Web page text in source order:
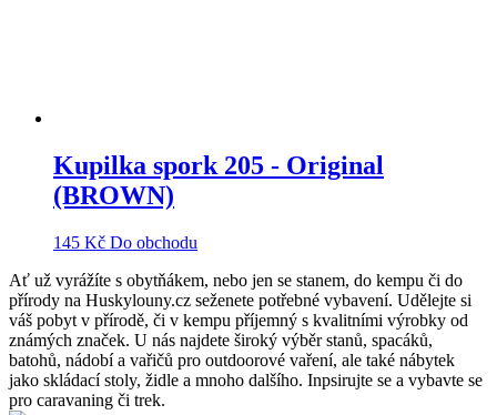
Kupilka spork 205 - Original
(BROWN)
145 Kč Do obchodu
Ať už vyrážíte s obytňákem, nebo jen se stanem, do kempu či do
přírody na Huskylouny.cz seženete potřebné vybavení. Udělejte si
váš pobyt v přírodě, či v kempu příjemný s kvalitními výrobky od
známých značek. U nás najdete široký výběr stanů, spacáků,
batohů, nádobí a vařičů pro outdoorové vaření, ale také nábytek
jako skládací stoly, židle a mnoho dalšího. Inpsirujte se a vybavte se
pro caravaning či trek.